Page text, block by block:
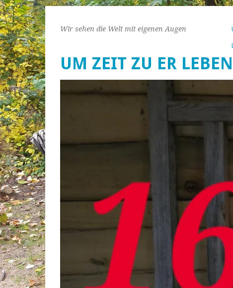
UM ZEIT ZU ER LEBEN
Wir sehen die Welt mit eigenen Augen